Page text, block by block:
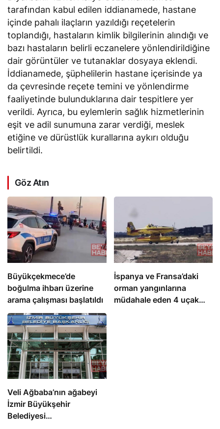
tarafından kabul edilen iddianamede, hastane
içinde pahalı ilaçların yazıldığı reçetelerin
toplandığı, hastaların kimlik bilgilerinin alındığı ve
bazı hastaların belirli eczanelere yönlendirildiğine
dair görüntüler ve tutanaklar dosyaya eklendi.
İddianamede, şüphelilerin hastane içerisinde ya
da çevresinde reçete temini ve yönlendirme
faaliyetinde bulunduklarına dair tespitlere yer
verildi. Ayrıca, bu eylemlerin sağlık hizmetlerinin
eşit ve adil sunumuna zarar verdiği, meslek
etiğine ve dürüstlük kurallarına aykırı olduğu
belirtildi.
Göz Atın
Büyükçekmece’de
boğulma ihbarı üzerine
arama çalışması başlatıldı
İspanya ve Fransa’daki
orman yangınlarına
müdahale eden 4 uçak
Veli Ağbaba’nın ağabeyi
İzmir Büyükşehir
Belediyesi